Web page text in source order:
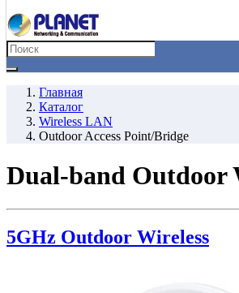
Главная
Каталог
Wireless LAN
Outdoor Access Point/Bridge
Dual-band Outdoor
5GHz Outdoor Wireless